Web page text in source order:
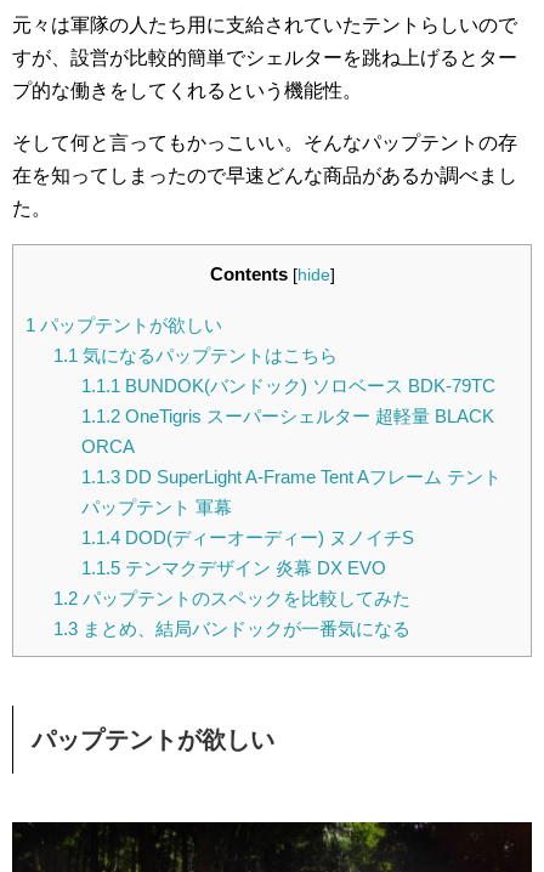
元々は軍隊の人たち用に支給されていたテントらしいので
すが、設営が比較的簡単でシェルターを跳ね上げるとター
プ的な働きをしてくれるという機能性。
そして何と言ってもかっこいい。そんなパップテントの存
在を知ってしまったので早速どんな商品があるか調べまし
た。
Contents [hide]
1 パップテントが欲しい
1.1 気になるパップテントはこちら
1.1.1 BUNDOK(バンドック) ソロベース BDK-79TC
1.1.2OneTigris スーパーシェルター 超軽量 BLACK
ORCA
1.1.3DD SuperLight A-Frame Tent Aフレーム テント
パップテント 軍幕
1.1.4DOD(ディーオーディー) ヌノイチS
1.1.5テンマクデザイン 炎幕 DX EVO
1.2パップテントのスペックを比較してみた
1.3まとめ、結局バンドックが一番気になる
パップテントが欲しい